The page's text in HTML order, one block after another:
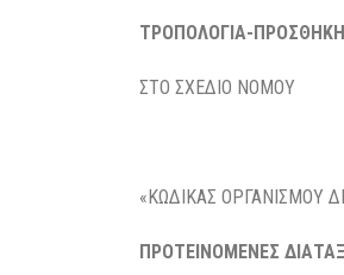
ΤΡΟΠΟΛΟΓΙΑ-ΠΡΟΣΘΗΚΗ
ΣΤΟ ΣΧΕΔΙΟ ΝΟΜΟΥ
«ΚΩΔΙΚΑΣ ΟΡΓΑΝΙΣΜΟΥ
ΠΡΟΤΕΙΝΟΜΕΝΕΣ